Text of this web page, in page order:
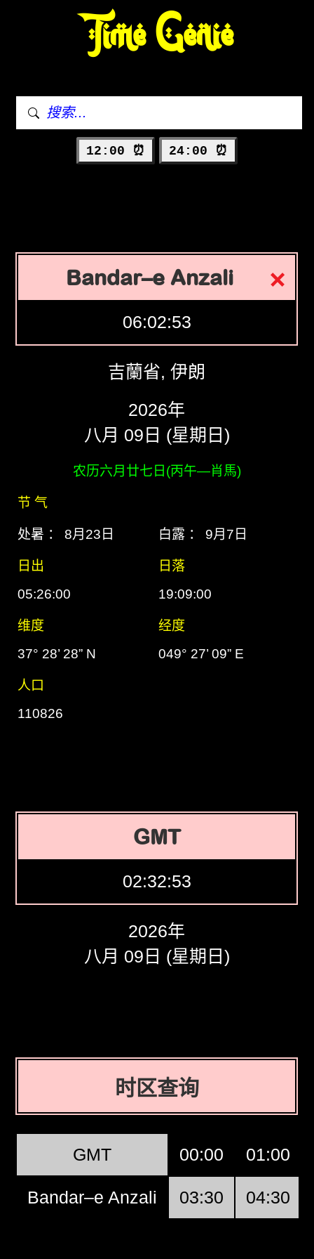
Time Genie
12:00 ⏰ 24:00 ⏰
Bandar–e Anzali
06:02:54
吉蘭省, 伊朗
2026年
八月 09日 (星期日)
农历六月廿七日(丙午―肖馬)
节 气
处暑 ： 8月23日 白露 ： 9月7日
日出
日落
05:26:00
19:09:00
维度
经度
37° 28’ 28” N
049° 27’ 09” E
人口
110826
GMT
02:32:54
2026年
八月 09日 (星期日)
时区查询
GMT 00:00 01:00
Bandar–e Anzali 03:30 04:30